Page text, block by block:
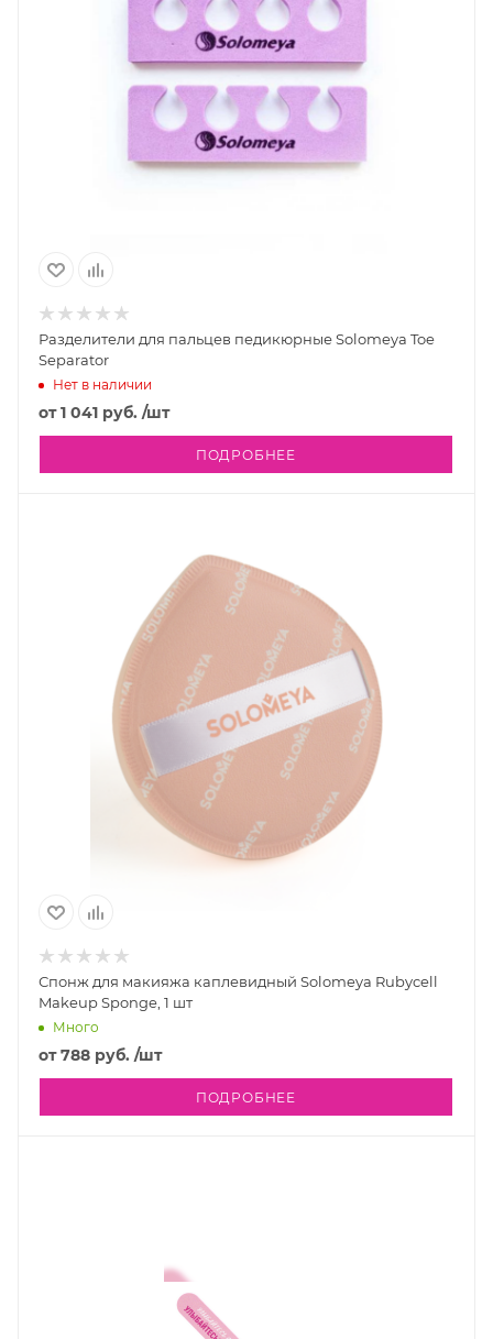
Разделители для пальцев педикюрные Solomeya Toe
Separator
Нет в наличии
от1 041 руб. /шт
ПОДРОБНЕЕ
Спонж для макияжа каплевидный Solomeya Rubycell
Makeup Sponge, 1 шт
Много
от788 руб. /шт
ПОДРОБНЕЕ